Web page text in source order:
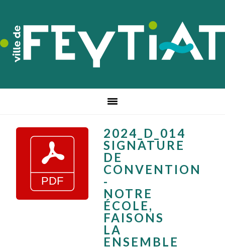
navigation
principale
contenu
principal
pied
de
page
2024_D_014
SIGNATURE
DE
CONVENTION
-
NOTRE
ÉCOLE,
FAISONS
LA
ENSEMBLE